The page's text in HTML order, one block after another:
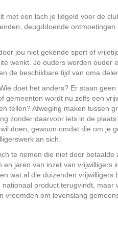
met een lach je lidgeld voor de
deugddoende
jou niet gekende sport of
wenkt. Je ouders worden ouder
de beschikbare tijd van oma
doet het anders? Er staan
wordt nu zelfs een
tellen? Afweging maken tussen
zonder daarvoor iets in de
doen, gewoon omdat die om je
an sich.
te nemen die niet door
jaren van inzet van vrijwilligers
wat al die duizenden
product terugvindt, maar
om levenslang